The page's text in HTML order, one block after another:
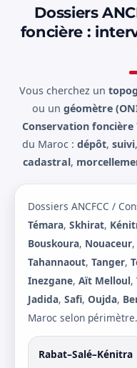
Dossiers
foncière :
Vous cherchez un
ou un géomètre
Conservation foncière
du Maroc : dépôt, suivi,
cadastral,
Dossiers ANCFCC /
Témara, Skhirat,
Bouskoura, Nouaceur,
Tahannaout, Tanger,
Inezgane, Aït Melloul,
Jadida, Safi, Oujda,
Maroc selon périmètre.
Rabat–Salé–Kénitra